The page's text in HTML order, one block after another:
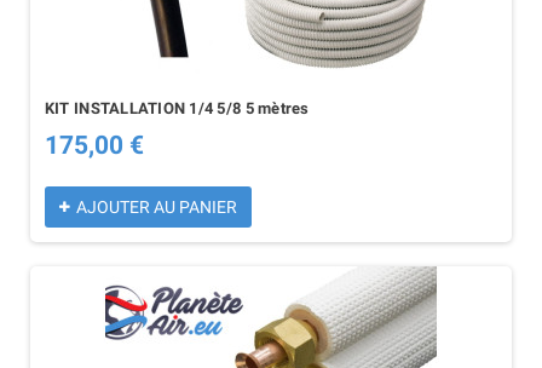
KIT INSTALLATION 1/4 5/8 5 mètres
175,00 €
AJOUTER AU PANIER